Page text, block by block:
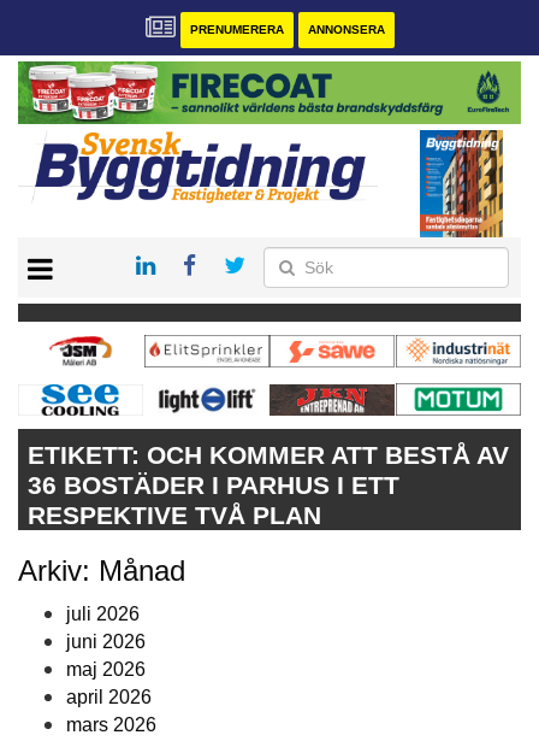
PRENUMERERA ANNONSERA
PRENUMERERA
VÅRA ANDRA MAGASIN
ANNONSERA
KONTAKT
ETIKETT: OCH KOMMER ATT BESTÅ AV
36 BOSTÄDER I PARHUS I ETT
RESPEKTIVE TVÅ PLAN
Arkiv: Månad
juli 2026
juni 2026
maj 2026
april 2026
mars 2026